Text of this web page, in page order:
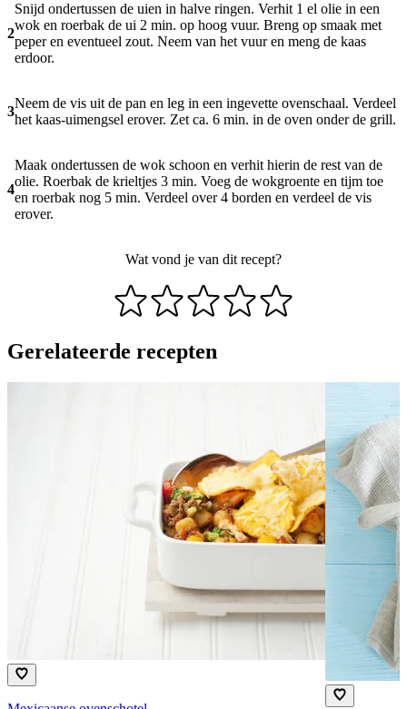
2
Snijd ondertussen de uien in halve ringen. Verhit 1 el olie in een
wok en roerbak de ui 2 min. op hoog vuur. Breng op smaak met
peper en eventueel zout. Neem van het vuur en meng de kaas
erdoor.
3
Neem de vis uit de pan en leg in een ingevette ovenschaal. Verdeel
het kaas-uimengsel erover. Zet ca. 6 min. in de oven onder de grill.
4
Maak ondertussen de wok schoon en verhit hierin de rest van de
olie. Roerbak de krieltjes 3 min. Voeg de wokgroente en tijm toe
en roerbak nog 5 min. Verdeel over 4 borden en verdeel de vis
erover.
Wat vond je van dit recept?
Gerelateerde recepten